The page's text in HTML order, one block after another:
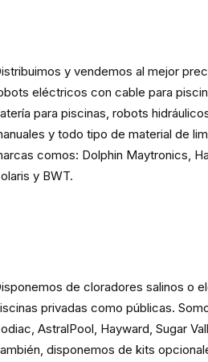
y vendemos al mejor
eléctricos con cable para
para piscinas, robots
y todo tipo de material de
comos: Dolphin Maytronics,
y BWT.
de cloradores salinos o
privadas como públicas.
AstralPool, Hayward, Sugar
disponemos de kits